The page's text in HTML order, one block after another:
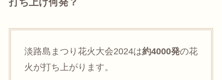
淡路島まつり花火大会2024は約4000発の花
火が打ち上がります。